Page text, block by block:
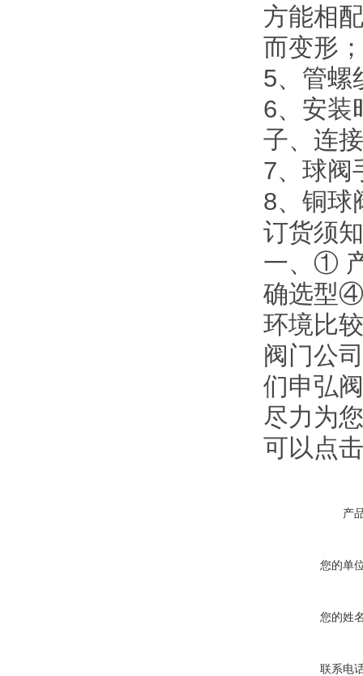
方能相
而变形；
5、管螺
6、安装
子、连
7、球阀
8、铜球
订货须
一、①
确选型④
环境比
阀门公
们申弘
尽力为
可以点
产
您的单
您的姓
联系电